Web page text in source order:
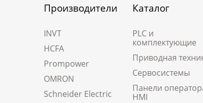
Производители
INVT
HCFA
Prompower
OMRON
Schneider Electric
Каталог
PLC и
комплектующие
Приводная
Сервосистемы
Панели
HMI